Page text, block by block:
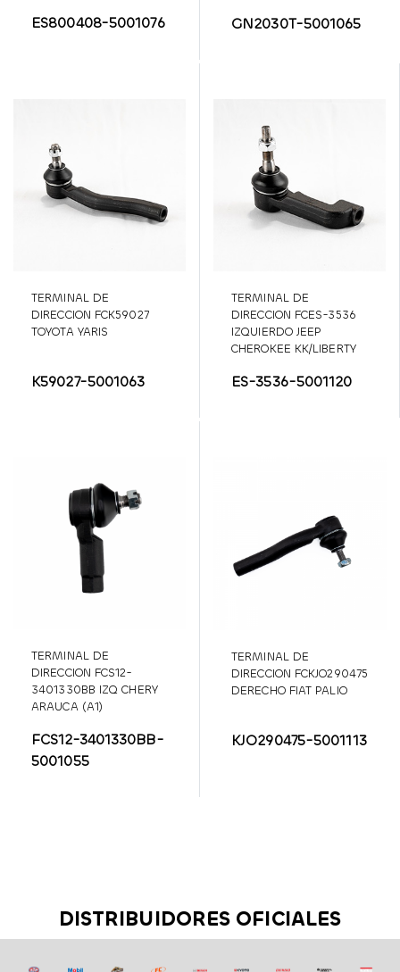
ES800408-5001076 GN2030T-5001065
TERMINAL DE
DIRECCION FCK59027
TOYOTA YARIS
K59027-5001063
TERMINAL DE
DIRECCION FCES-3536
IZQUIERDO JEEP
CHEROKEE KK/LIBERTY
ES-3536-5001120
TERMINAL DE
DIRECCION FCS12-
3401330BB IZQ CHERY
ARAUCA (A1)
FCS12-3401330BB-
5001055
TERMINAL DE
DIRECCION FCKJO290475
DERECHO FIAT PALIO
KJO290475-5001113
DISTRIBUIDORES OFICIALES